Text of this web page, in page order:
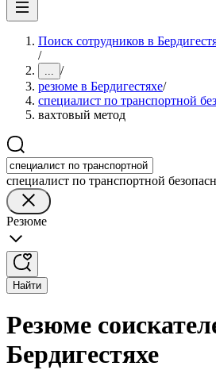
Поиск сотрудников в
/
... /
резюме в Бердигестяхе/
специалист по транспортной
вахтовый метод
специалист по транспортной
Резюме
Найти
Резюме
Бердигестяхе